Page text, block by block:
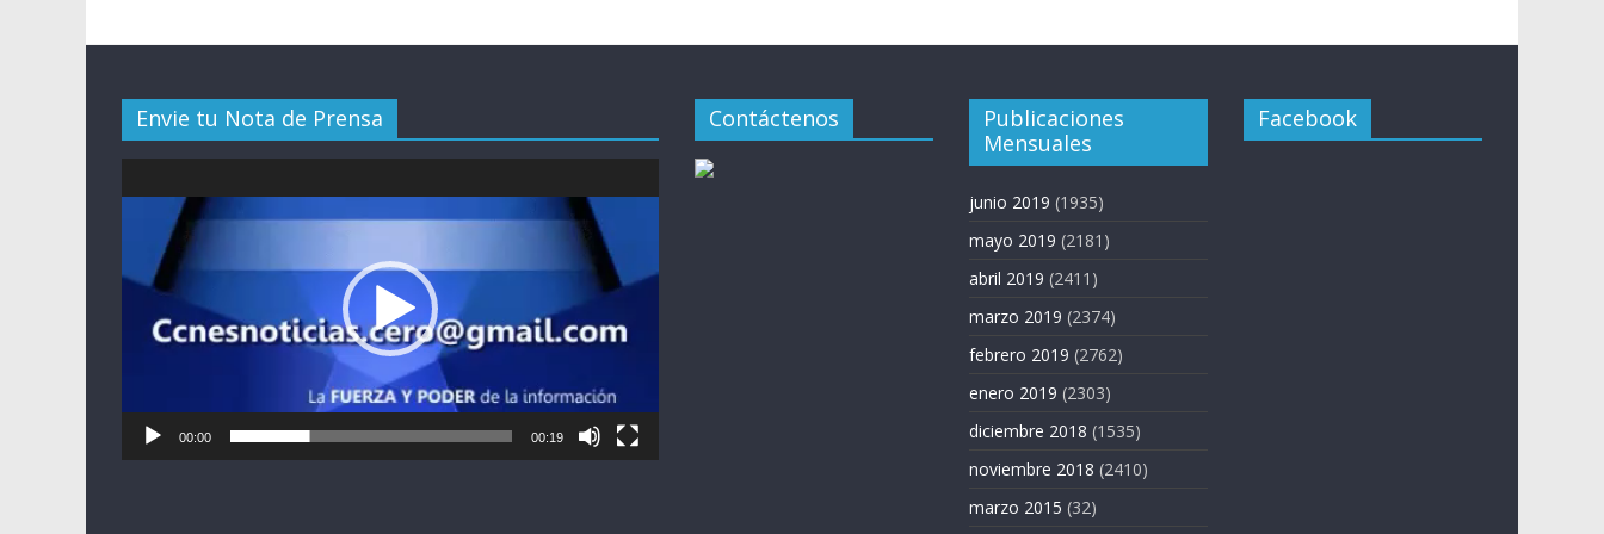
Envie tu Nota de Prensa
00:00 00:19
Contáctenos
Publicaciones
Mensuales
junio 2019 (1935)
mayo 2019 (2181)
abril 2019 (2411)
marzo 2019 (2374)
febrero 2019 (2762)
enero 2019 (2303)
diciembre 2018 (1535)
noviembre 2018 (2410)
marzo 2015 (32)
Facebook